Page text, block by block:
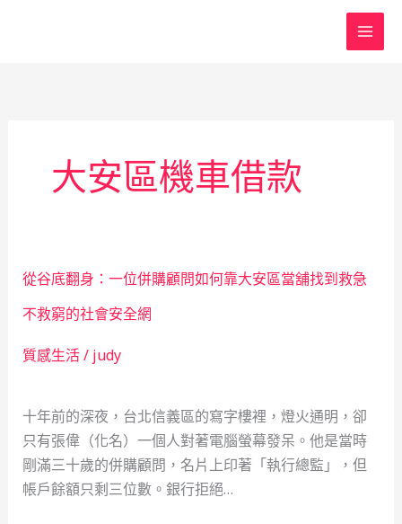
大安區機車借款
從谷底翻身：一位併購顧問如何靠大安區當舖找到救急
不救窮的社會安全網
質感生活/ judy
十年前的深夜，台北信義區的寫字樓裡，燈火通明，卻
只有張偉（化名）一個人對著電腦螢幕發呆。他是當時
剛滿三十歲的併購顧問，名片上印著「執行總監」，但
帳戶餘額只剩三位數。銀行拒絕…